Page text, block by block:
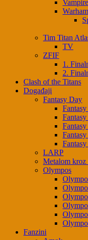
Tim Titan
TV
ZFIF
1.
2.
Clash of the Titans
Događaji
Fantasy Day
LARP
Metalom kroz
Olympos
Fanzini